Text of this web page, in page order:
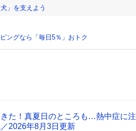
」を支えよう
ングなら「毎日5％」おトク
きた！真夏日のところも…熱中症に
2026年8月3日更新